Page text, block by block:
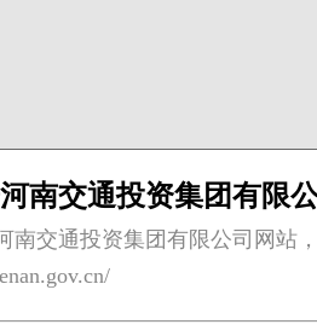
南交通投资集团有限
南交通投资集团有限公司网站